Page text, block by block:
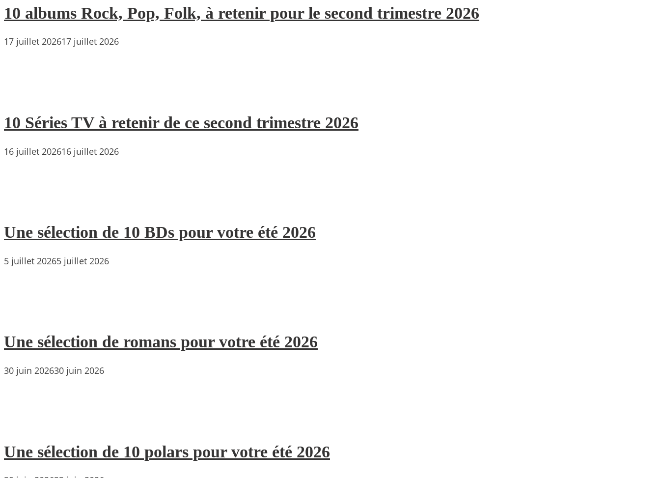
10 albums Rock, Pop, Folk, à retenir pour le second trimestre 2026
17 juillet 202617 juillet 2026
10 Séries TV à retenir de ce second trimestre 2026
16 juillet 202616 juillet 2026
Une sélection de 10 BDs pour votre été 2026
5 juillet 20265 juillet 2026
Une sélection de romans pour votre été 2026
30 juin 202630 juin 2026
Une sélection de 10 polars pour votre été 2026